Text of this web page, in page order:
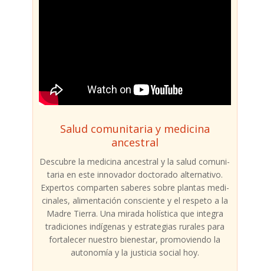
Salud comunitaria y medicina
ancestral
Des­cu­bre la medi­ci­na ances­tral y la salud comu­ni­
ta­ria en este inno­va­dor doc­to­ra­do alter­na­ti­vo.
Exper­tos com­par­ten sabe­res sobre plan­tas medi­
ci­na­les, ali­men­ta­ción cons­cien­te y el res­pe­to a la
Madre Tie­rra. Una mira­da holís­ti­ca que inte­gra
tra­di­cio­nes indí­ge­nas y estra­te­gias rura­les para
for­ta­le­cer nues­tro bien­es­tar, pro­mo­vien­do la
auto­no­mía y la jus­ti­cia social hoy.